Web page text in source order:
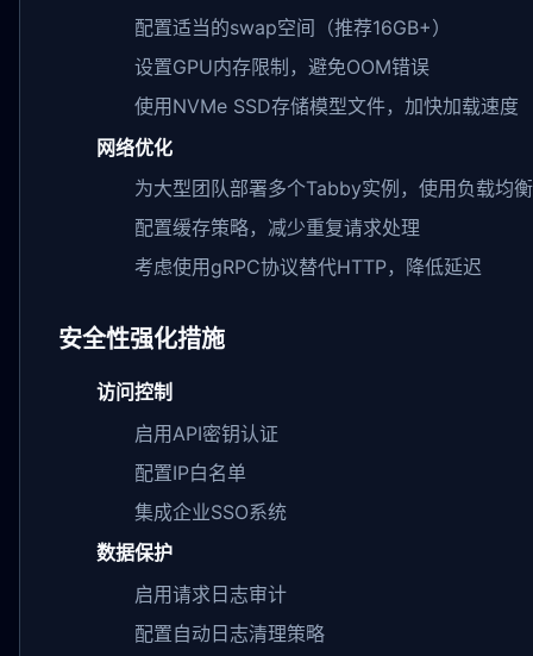
配置适当的swap空间（推荐16GB+）
设置GPU内存限制，避免OOM错误
使用NVMe SSD存储模型文件，加快加载速度
网络优化
为大型团队部署多个Tabby实例，使用负载均衡
配置缓存策略，减少重复请求处理
考虑使用gRPC协议替代HTTP，降低延迟
安全性强化措施
访问控制
启用API密钥认证
配置IP白名单
集成企业SSO系统
数据保护
启用请求日志审计
配置自动日志清理策略